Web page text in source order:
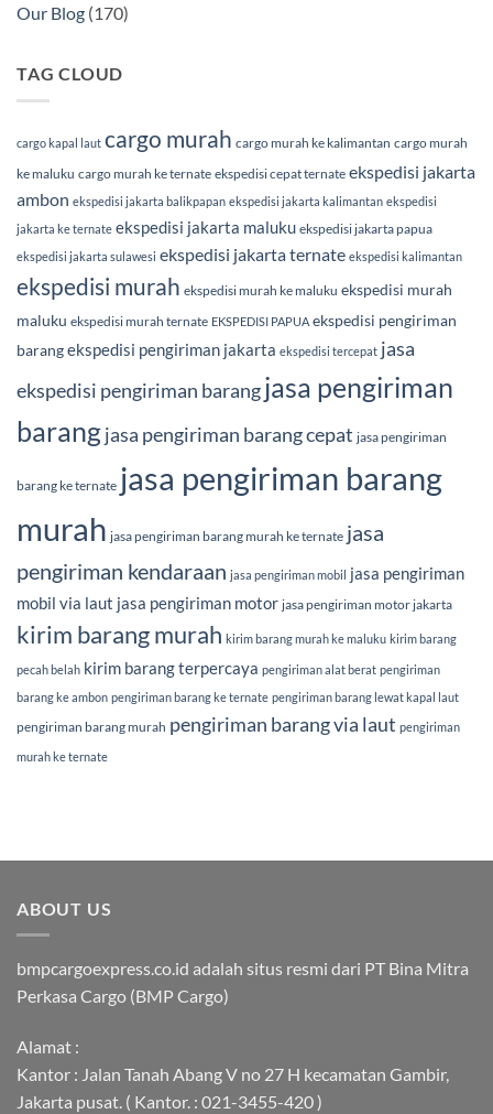
Our Blog (170)
TAG CLOUD
cargo kapal laut cargo murah cargo murah ke kalimantan cargo murah
ke maluku cargo murah ke ternate ekspedisi cepat ternate ekspedisi jakarta
ambon ekspedisi jakarta balikpapan ekspedisi jakarta kalimantan ekspedisi
jakarta ke ternate ekspedisi jakarta maluku ekspedisi jakarta papua
ekspedisi jakarta sulawesi ekspedisi jakarta ternate ekspedisi kalimantan
ekspedisi murah ekspedisi murah ke maluku ekspedisi murah
maluku ekspedisi murah ternate EKSPEDISI PAPUA ekspedisi pengiriman
barangekspedisi pengiriman jakarta ekspedisi tercepat jasa
ekspedisi pengiriman barangjasa pengiriman
barangjasa pengiriman barang cepat jasa pengiriman
barang ke ternate jasa pengiriman barang
murah jasa pengiriman barang murah ke ternate jasa
pengiriman kendaraan jasa pengiriman mobil jasa pengiriman
mobil via laut jasa pengiriman motor jasa pengiriman motor jakarta
kirim barang murah kirim barang murah ke maluku kirim barang
pecah belah kirim barang terpercaya pengiriman alat berat pengiriman
barang ke ambon pengiriman barang ke ternate pengiriman barang lewat kapal laut
pengiriman barang murah pengiriman barang via laut pengiriman
murah ke ternate
ABOUT US
bmpcargoexpress.co.id adalah situs resmi dari PT Bina Mitra
Perkasa Cargo (BMP Cargo)
Alamat :
Kantor : Jalan Tanah Abang V no 27 H kecamatan Gambir,
Jakarta pusat. ( Kantor. : 021-3455-420 )